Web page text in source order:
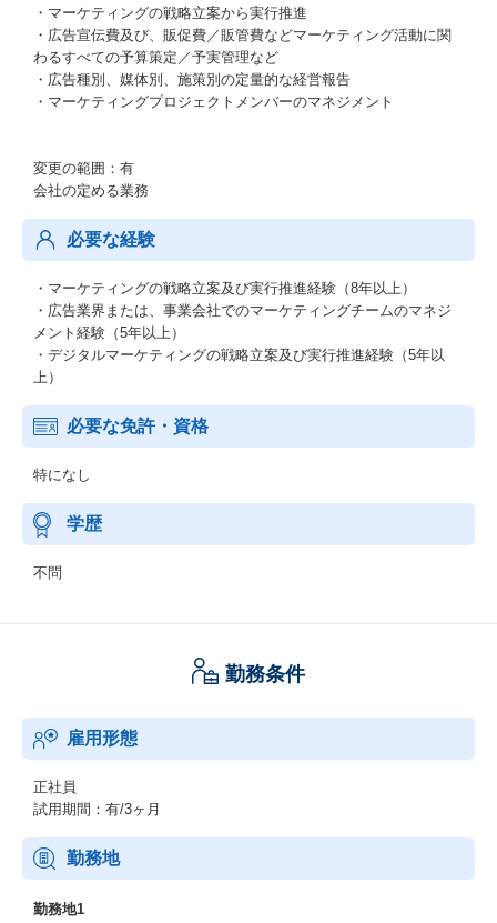
・マーケティングの戦略立案から実行推進
・広告宣伝費及び、販促費／販管費などマーケティング活動に関
わるすべての予算策定／予実管理など
・広告種別、媒体別、施策別の定量的な経営報告
・マーケティングプロジェクトメンバーのマネジメント
変更の範囲：有
会社の定める業務
必要な経験
・マーケティングの戦略立案及び実行推進経験（8年以上）
・広告業界または、事業会社でのマーケティングチームのマネジ
メント経験（5年以上）
・デジタルマーケティングの戦略立案及び実行推進経験（5年以
上）
必要な免許・資格
特になし
学歴
不問
勤務条件
雇用形態
正社員
試用期間：有/3ヶ月
勤務地
勤務地1